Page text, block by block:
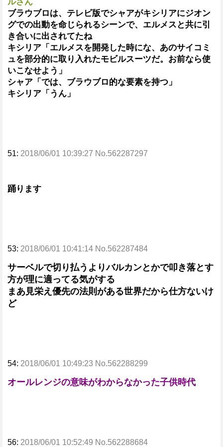
ブラウブロは、テレビ版でシャアがキシリアにジオン
グでの出動を命じられるシーンで、エルメスと共に引
き合いに出されてたね
キシリア「エルメスを開発した時にな、あのサイコミ
ュを部分的に取り入れたモビルスーツだ。お前なら使
いこなせよう」
シャア「では、ブラウブロ的な要素を持つ」
キシリア「うん」
51: 2018/06/01 10:39:27 No.562287297
踊ります
53: 2018/06/01 10:41:14 No.562287484
サーベルで切り払うよりバルカンとかで叩き落とす
方が理に適ってる気がする
まあ見栄え優先の法則がある世界だから仕方ないけ
ど
54: 2018/06/01 10:49:23 No.562288299
オールレンジの意味がわからなかった子供時代
56: 2018/06/01 10:52:49 No.562288684